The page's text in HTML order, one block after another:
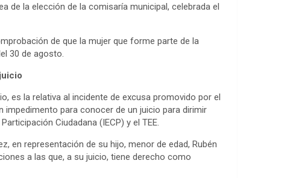
de la elección de la comisaría municipal, celebrada el
de que la mujer que forme parte de la
30 de agosto.
es la relativa al incidente de excusa promovido por el
impedimento para conocer de un juicio para dirimir
Ciudadana (IECP) y el TEE.
en representación de su hijo, menor de edad, Rubén
a las que, a su juicio, tiene derecho como